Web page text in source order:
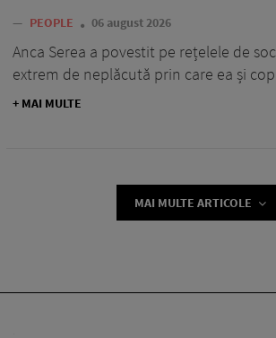
— PEOPLE 06 august 2026
Anca Serea a povestit pe rețelele de
extrem de neplăcută prin care ea și
+ MAI MULTE
MAI MULTE ARTICOLE